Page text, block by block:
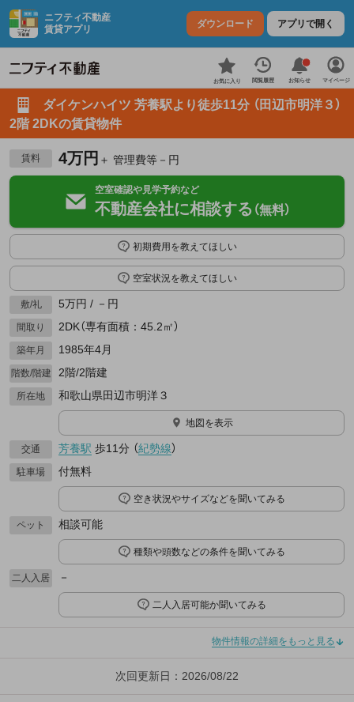
ニフティ不動産
賃貸アプリ
ダウンロード アプリで開く
お気に入り 閲覧履歴 お知らせ マイページ
ダイケンハイツ 芳養駅より徒歩11分 （田辺市明洋３）
2階 2DKの賃貸物件
賃料 4万円 ＋ 管理費等－円
空室確認や見学予約など
不動産会社に相談する （無料）
初期費用を教えてほしい
空室状況を教えてほしい
敷/礼 5万円 / －円
間取り 2DK（専有面積：45.2㎡）
築年月 1985年4月
階数/階建 2階/2階建
所在地 和歌山県田辺市明洋３
地図を表示
交通 芳養駅 歩11分 （紀勢線）
駐車場 付無料
空き状況やサイズなどを聞いてみる
ペット 相談可能
種類や頭数などの条件を聞いてみる
二人入居 －
二人入居可能か聞いてみる
物件情報の詳細をもっと見る
次回更新日：2026/08/22